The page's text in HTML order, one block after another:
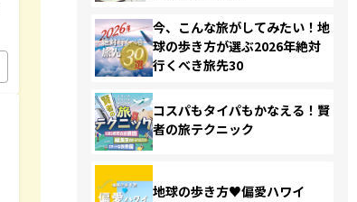
今、こんな旅がしてみたい！地
球の歩き方が選ぶ2026年絶対
行くべき旅先30
コスパもタイパもかなえる！賢
者の旅テクニック
地球の歩き方♥偏愛ハワイ